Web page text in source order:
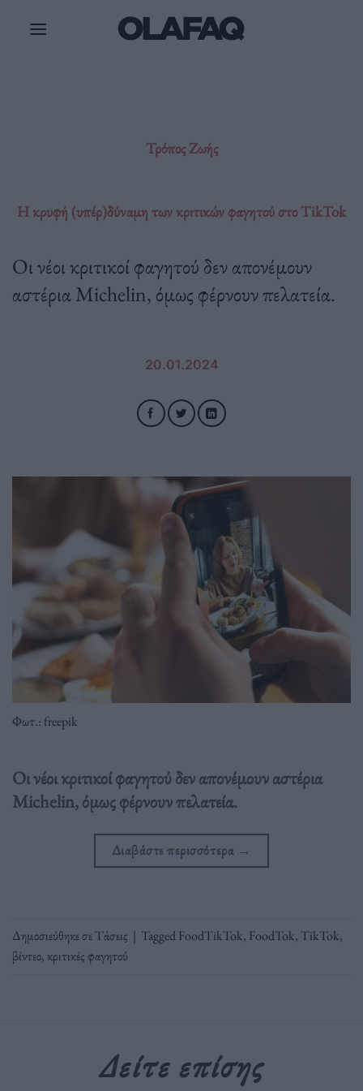
Τρόπος Ζωής
Η κρυφή (υπέρ)δύναμη των κριτικών φαγητού στο TikTok
Οι νέοι κριτικοί φαγητού δεν απονέμουν
αστέρια Michelin, όμως φέρνουν πελατεία.
20.01.2024
Φωτ.: freepik
Οι νέοι κριτικοί φαγητού δεν απονέμουν αστέρια
Michelin, όμως φέρνουν πελατεία.
Διαβάστε περισσότερα →
Δημοσιεύθηκε σεΤάσεις | TaggedFoodTikTok, FoodTok, TikTok,
βίντεο,κριτικές φαγητού
Δείτε επίσης